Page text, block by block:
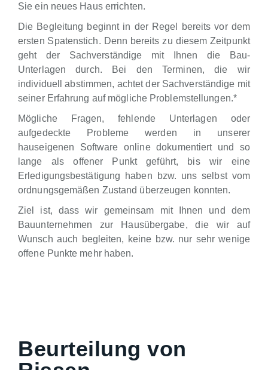
Sie ein neues Haus errichten.
Die Begleitung beginnt in der Regel bereits vor dem
ersten Spatenstich. Denn bereits zu diesem Zeitpunkt
geht der Sachverständige mit Ihnen die Bau-
Unterlagen durch. Bei den Terminen, die wir
individuell abstimmen, achtet der Sachverständige mit
seiner Erfahrung auf mögliche Problemstellungen.*
Mögliche Fragen, fehlende Unterlagen oder
aufgedeckte Probleme werden in unserer
hauseigenen Software online dokumentiert und so
lange als offener Punkt geführt, bis wir eine
Erledigungsbestätigung haben bzw. uns selbst vom
ordnungsgemäßen Zustand überzeugen konnten.
Ziel ist, dass wir gemeinsam mit Ihnen und dem
Bauunternehmen zur Hausübergabe, die wir auf
Wunsch auch begleiten, keine bzw. nur sehr wenige
offene Punkte mehr haben.
Beurteilung von